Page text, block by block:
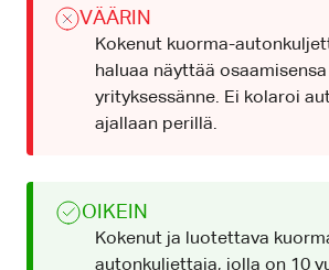
VÄÄRIN
Kokenut kuorma-
haluaa näyttää osaamisensa
yrityksessänne. Ei kolaroi
ajallaan perillä.
OIKEIN
Kokenut ja luotettava
autonkuljettaja, jolla on 10